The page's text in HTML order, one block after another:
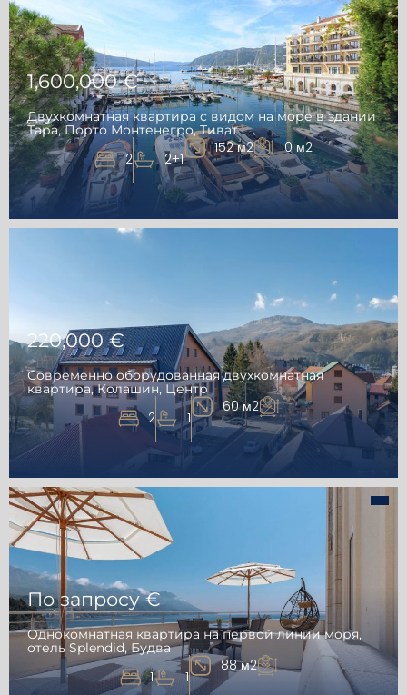
1,600,000 €
Двухкомнатная квартира с видом на море в здании
Тара, Порто Монтенегро, Тиват
2 2+1
152 м2 0 м2
220,000 €
Современно оборудованная двухкомнатная
квартира, Колашин, Центр
2 1
60 м2
По запросу €
Однокомнатная квартира на первой линии моря,
отель Splendid, Будва
1 1
88 м2